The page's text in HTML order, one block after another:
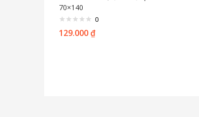
70×140
0
129.000₫